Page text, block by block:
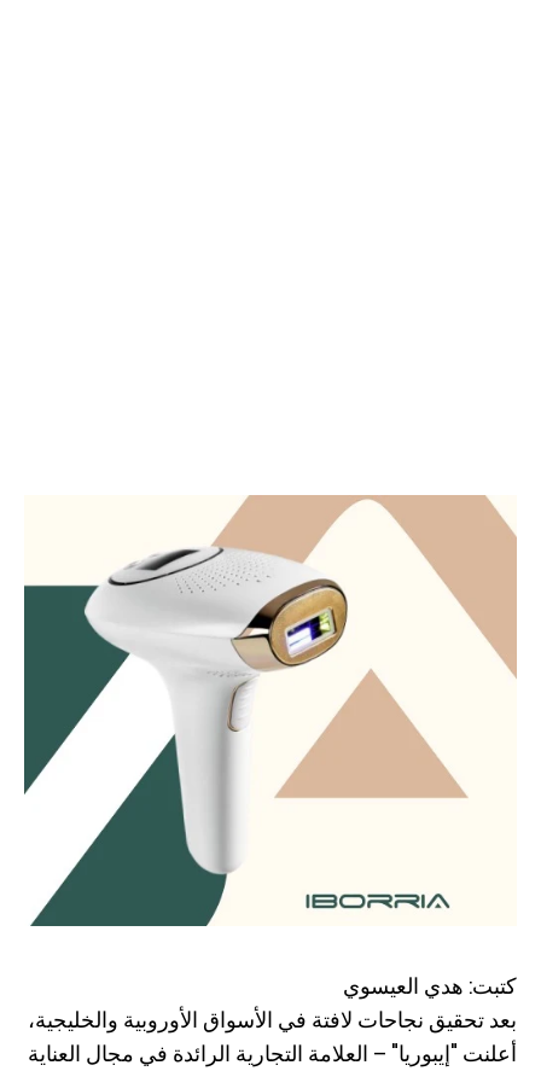
كتبت: هدي العيسوي
بعد تحقيق نجاحات لافتة في الأسواق الأوروبية والخليجية،
أعلنت "إيبوريا" – العلامة التجارية الرائدة في مجال العناية